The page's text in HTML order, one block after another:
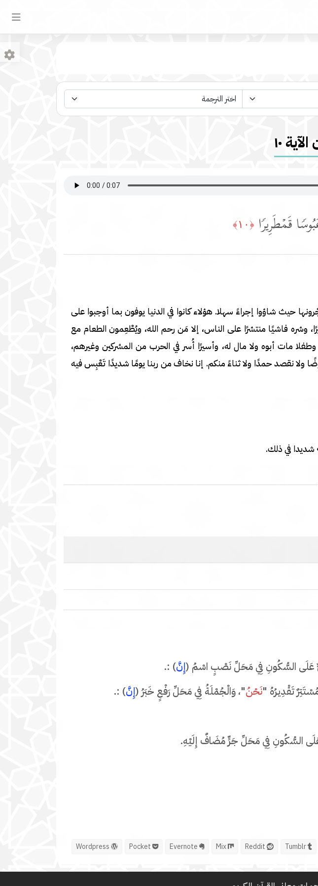
١٠
قَمۡطَرِیرࣰا ﴿١٠﴾
حيث شاؤوا إجراءً سهلا. هؤلاء كانوا في الدنيا يوفون بما أوجبوا على
وشره فاشيًا منتشرًا على الناس، إلا مَن رحم الله، ويُطْعِمون الطعام مع
مات أبوه ولا مال له، وأسيرًا أُسر في الحرب من المشركين وغيرهم،
ولا نقصد حمدًا ولا ثناءً منكم. إنا نخاف من ربنا يومًا شديدًا تَعْبِس فيه
شديدا في ذلك.
عَلَى السُّكُونِ فِي مَحَلِّ نَصْبٍ اسْمُ (إِنَّ) :.
تَقْدِيرُهُ "نَحْنُ"، وَالْجُمْلَةُ فِي مَحَلِّ رَفْعٍ خَبَرُ (إِنَّ) :.
السُّكُونِ فِي مَحَلِّ جَرٍّ مُضَافٌ إِلَيْهِ.
Tumblr
Mix